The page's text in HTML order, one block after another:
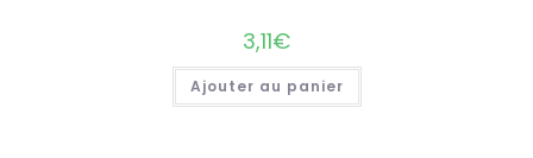
3,11€
Ajouter au panier